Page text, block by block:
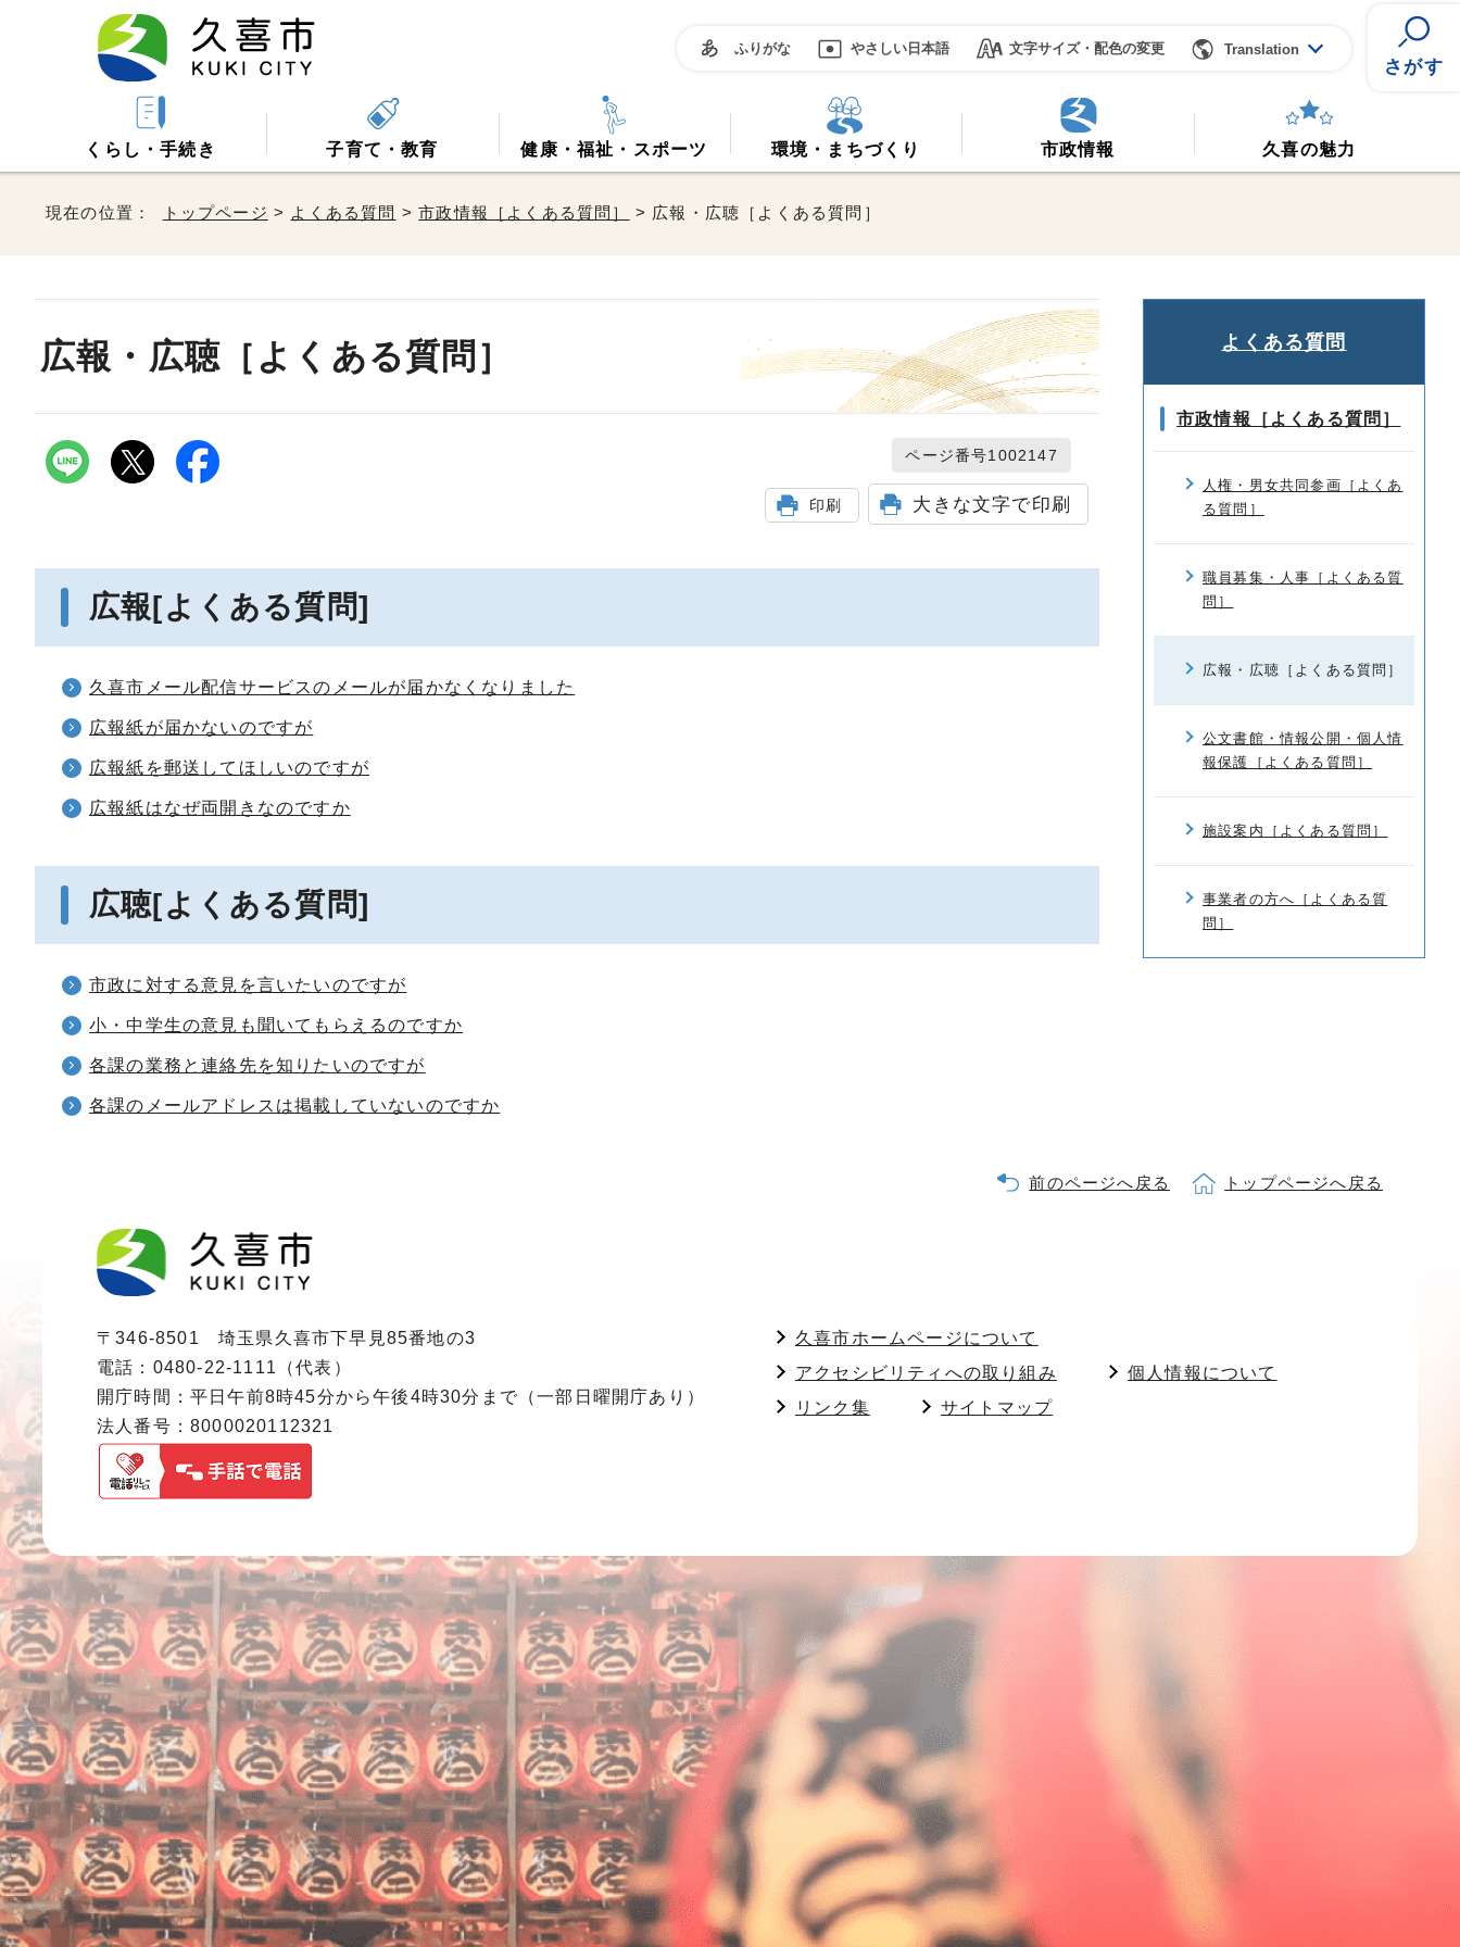
ふりがな やさしい日本語 文字サイズ・配色の変更 Translation
さがす
くらし・手続き 子育て・教育 健康・福祉・スポーツ 環境・まちづくり 市政情報 久喜の魅力
現在の位置： トップページ > よくある質問 >市政情報［よくある質問］ > 広報・広聴［よくある質問］
広報・広聴［よくある質問］
ページ番号1002147
印刷 大きな文字で印刷
広報[よくある質問]
久喜市メール配信サービスのメールが届かなくなりました
広報紙が届かないのですが
広報紙を郵送してほしいのですが
広報紙はなぜ両開きなのですか
広聴[よくある質問]
市政に対する意見を言いたいのですが
小・中学生の意見も聞いてもらえるのですか
各課の業務と連絡先を知りたいのですが
各課のメールアドレスは掲載していないのですか
よくある質問
市政情報［よくある質問］
人権・男女共同参画［よくあ
る質問］
職員募集・人事［よくある質
問］
広報・広聴［よくある質問］
公文書館・情報公開・個人情
報保護［よくある質問］
施設案内［よくある質問］
事業者の方へ［よくある質
問］
前のページへ戻る トップページへ戻る
〒346-8501 埼玉県久喜市下早見85番地の3
電話：0480-22-1111（代表）
開庁時間：平日午前8時45分から午後4時30分まで（一部日曜開庁あり）
法人番号：8000020112321
久喜市ホームページについて
アクセシビリティへの取り組み
個人情報について
リンク集
サイトマップ